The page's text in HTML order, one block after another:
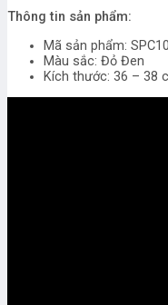
Thông tin sản phẩm:
Mã sản phẩm:
Màu sắc: Đỏ Đen
Kích thước: 36 – 38